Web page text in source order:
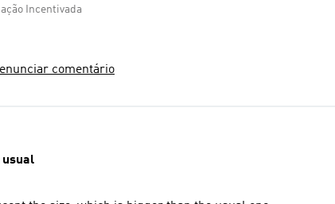
Incentivada
comentário
usual